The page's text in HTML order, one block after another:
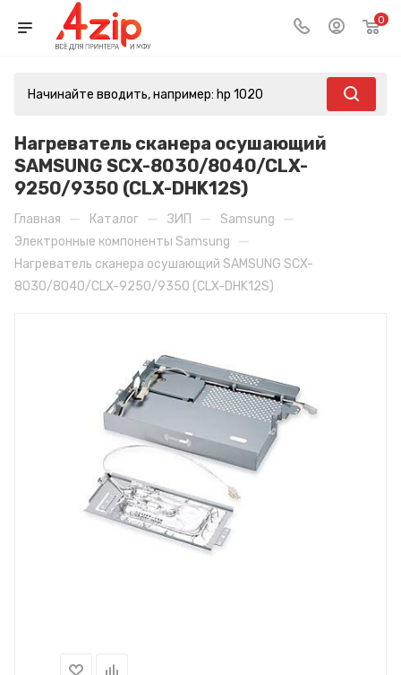
0
Нагреватель сканера осушающий
SAMSUNG SCX-8030/8040/CLX-
9250/9350 (CLX-DHK12S)
Главная — Каталог — ЗИП — Samsung —
Электронные компоненты Samsung —
Нагреватель сканера осушающий SAMSUNG SCX-
8030/8040/CLX-9250/9350 (CLX-DHK12S)